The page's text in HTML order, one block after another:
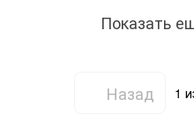
Показать
Назад 1